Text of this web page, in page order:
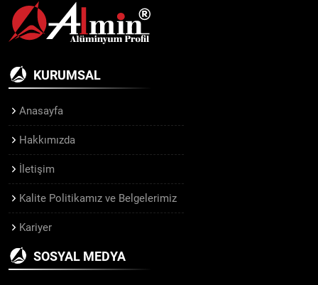
KURUMSAL
Anasayfa
Hakkımızda
İletişim
Kalite Politikamız ve Belgelerimiz
Kariyer
SOSYAL MEDYA